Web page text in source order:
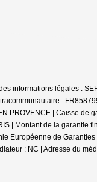
informations légales :
:
PROVENCE | Caisse de
| Montant de la
Européenne de
: NC | Adresse du